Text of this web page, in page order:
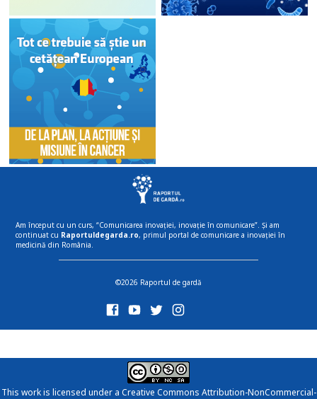
Am început cu un curs, “Comunicarea inovației, inovație în comunicare”. Și am
continuat cu Raportuldegarda.ro, primul portal de comunicare a inovației în
medicină din România.
©2026 Raportul de gardă
This work is licensed under a Creative Commons Attribution-NonCommercial-